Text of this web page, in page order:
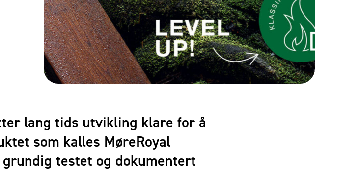
lang tids utvikling klare for å
som kalles MøreRoyal
testet og dokumentert